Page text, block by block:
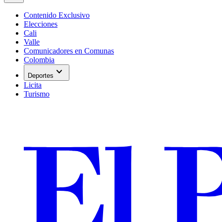
Contenido Exclusivo
Elecciones
Cali
Valle
Comunicadores en Comunas
Colombia
Deportes expand_more
Licita
Turismo